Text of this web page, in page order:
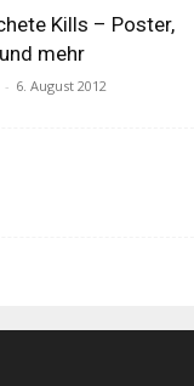
Kills – Poster,
mehr
- 6. August 2012